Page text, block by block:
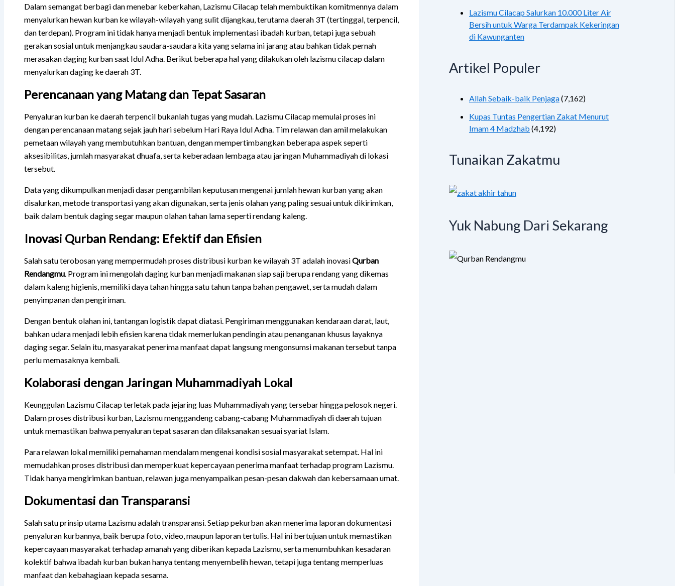
Dalam semangat berbagi dan menebar keberkahan, Lazismu Cilacap telah membuktikan komitmennya dalam
menyalurkan hewan kurban ke wilayah-wilayah yang sulit dijangkau, terutama daerah 3T (tertinggal, terpencil,
dan terdepan). Program ini tidak hanya menjadi bentuk implementasi ibadah kurban, tetapi juga sebuah
gerakan sosial untuk menjangkau saudara-saudara kita yang selama ini jarang atau bahkan tidak pernah
merasakan daging kurban saat Idul Adha. Berikut beberapa hal yang dilakukan oleh lazismu cilacap dalam
menyalurkan daging ke daerah 3T.
Perencanaan yang Matang dan Tepat Sasaran
Penyaluran kurban ke daerah terpencil bukanlah tugas yang mudah. Lazismu Cilacap memulai proses ini
dengan perencanaan matang sejak jauh hari sebelum Hari Raya Idul Adha. Tim relawan dan amil melakukan
pemetaan wilayah yang membutuhkan bantuan, dengan mempertimbangkan beberapa aspek seperti
aksesibilitas, jumlah masyarakat dhuafa, serta keberadaan lembaga atau jaringan Muhammadiyah di lokasi
tersebut.
Data yang dikumpulkan menjadi dasar pengambilan keputusan mengenai jumlah hewan kurban yang akan
disalurkan, metode transportasi yang akan digunakan, serta jenis olahan yang paling sesuai untuk dikirimkan,
baik dalam bentuk daging segar maupun olahan tahan lama seperti rendang kaleng.
Inovasi Qurban Rendang: Efektif dan Efisien
Salah satu terobosan yang mempermudah proses distribusi kurban ke wilayah 3T adalah inovasiQurban
Rendangmu . Program ini mengolah daging kurban menjadi makanan siap saji berupa rendang yang dikemas
dalam kaleng higienis, memiliki daya tahan hingga satu tahun tanpa bahan pengawet, serta mudah dalam
penyimpanan dan pengiriman.
Dengan bentuk olahan ini, tantangan logistik dapat diatasi. Pengiriman menggunakan kendaraan darat, laut,
bahkan udara menjadi lebih efisien karena tidak memerlukan pendingin atau penanganan khusus layaknya
daging segar. Selain itu, masyarakat penerima manfaat dapat langsung mengonsumsi makanan tersebut tanpa
perlu memasaknya kembali.
Kolaborasi dengan Jaringan Muhammadiyah Lokal
Keunggulan Lazismu Cilacap terletak pada jejaring luas Muhammadiyah yang tersebar hingga pelosok negeri.
Dalam proses distribusi kurban, Lazismu menggandeng cabang-cabang Muhammadiyah di daerah tujuan
untuk memastikan bahwa penyaluran tepat sasaran dan dilaksanakan sesuai syariat Islam.
Para relawan lokal memiliki pemahaman mendalam mengenai kondisi sosial masyarakat setempat. Hal ini
memudahkan proses distribusi dan memperkuat kepercayaan penerima manfaat terhadap program Lazismu.
Tidak hanya mengirimkan bantuan, relawan juga menyampaikan pesan-pesan dakwah dan kebersamaan umat.
Dokumentasi dan Transparansi
Salah satu prinsip utama Lazismu adalah transparansi. Setiap pekurban akan menerima laporan dokumentasi
penyaluran kurbannya, baik berupa foto, video, maupun laporan tertulis. Hal ini bertujuan untuk memastikan
kepercayaan masyarakat terhadap amanah yang diberikan kepada Lazismu, serta menumbuhkan kesadaran
kolektif bahwa ibadah kurban bukan hanya tentang menyembelih hewan, tetapi juga tentang memperluas
manfaat dan kebahagiaan kepada sesama.
Lazismu Cilacap Salurkan 10.000 Liter Air
Bersih untuk Warga Terdampak Kekeringan
di Kawunganten
Artikel Populer
Allah Sebaik-baik Penjaga(7,162)
Kupas Tuntas Pengertian Zakat Menurut
Imam 4 Madzhab (4,192)
Tunaikan Zakatmu
Yuk Nabung Dari Sekarang